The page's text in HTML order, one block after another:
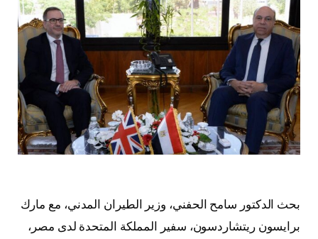
بحث الدكتور سامح الحفني، وزير الطيران المدني، مع مارك
برايسون ريتشاردسون، سفير المملكة المتحدة لدى مصر،